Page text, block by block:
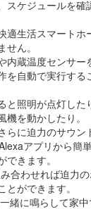
スケジュールを確
生活スマートホ
ん。
内蔵温度センサー
を自動で実行する
と照明が点灯した
を動かしたり。
らに迫力のサウン
アプリから簡
きます。
合わせれば迫力
ができます。
緒に鳴らして家